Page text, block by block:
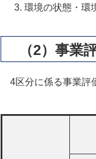
環境の状態・環
（2）事業
4区分に係る事業評